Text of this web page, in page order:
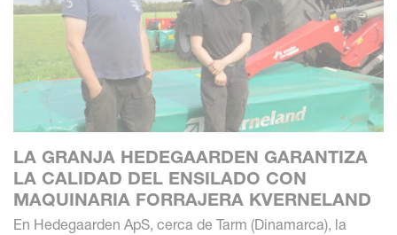
LA GRANJA HEDEGAARDEN GARANTIZA
LA CALIDAD DEL ENSILADO CON
MAQUINARIA FORRAJERA KVERNELAND
En Hedegaarden ApS, cerca de Tarm (Dinamarca), la